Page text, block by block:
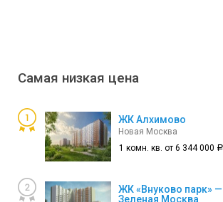
Самая низкая цена
ЖК Алхимово
Новая Москва
1 комн. кв. от 6 344 000 a
ЖК «Внуково парк» —
Зеленая Москва